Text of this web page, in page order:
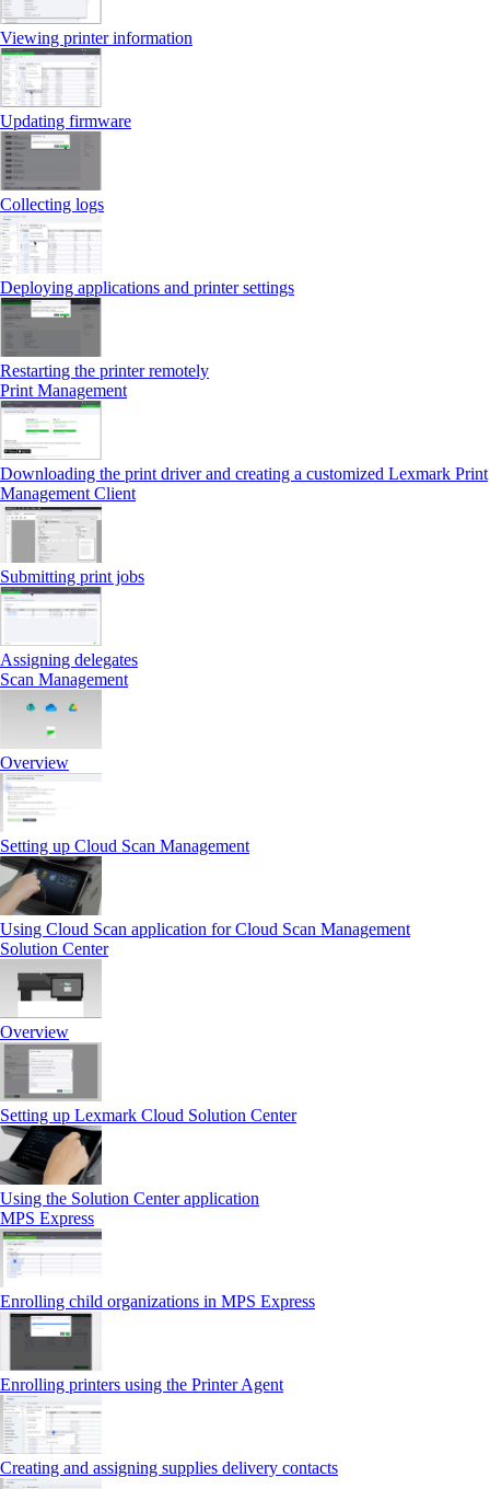
Viewing printer information
Updating firmware
Collecting logs
Deploying applications and printer settings
Restarting the printer remotely
Print Management
Downloading the print driver and creating a customized Lexmark Print
Management Client
Submitting print jobs
Assigning delegates
Scan Management
Overview
Setting up Cloud Scan Management
Using Cloud Scan application for Cloud Scan Management
Solution Center
Overview
Setting up Lexmark Cloud Solution Center
Using the Solution Center application
MPS Express
Enrolling child organizations in MPS Express
Enrolling printers using the Printer Agent
Creating and assigning supplies delivery contacts